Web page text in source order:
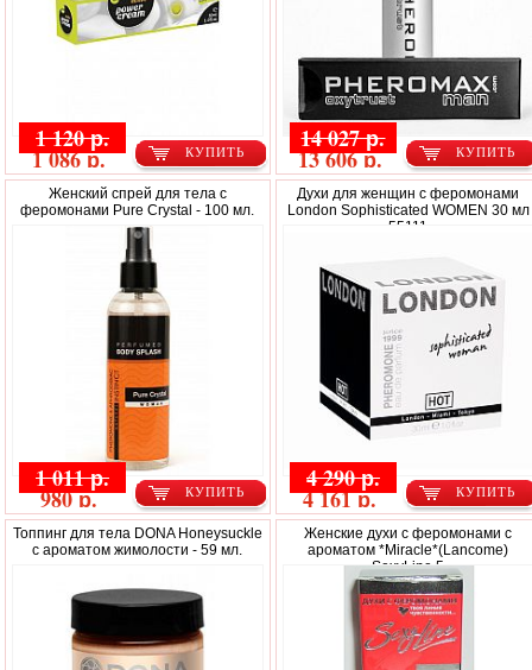
КУПИТЬ
1 120 р.
1 086 р. КУПИТЬ
14 027 р.
13 606 р.
Женский спрей для тела с
феромонами Pure Crystal - 100 мл.
КУПИТЬ
1 011 р.
980 р.
Духи для женщин с феромонами
London Sophisticated WOMEN 30 мл
55111
КУПИТЬ
4 290 р.
4 161 р.
Топпинг для тела DONA Honeysuckle
с ароматом жимолости - 59 мл.
Женские духи с феромонами с
ароматом *Miracle*(Lancome)
SexyLine 5